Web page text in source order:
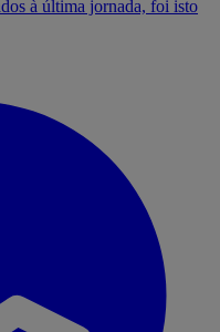
à última jornada, foi isto